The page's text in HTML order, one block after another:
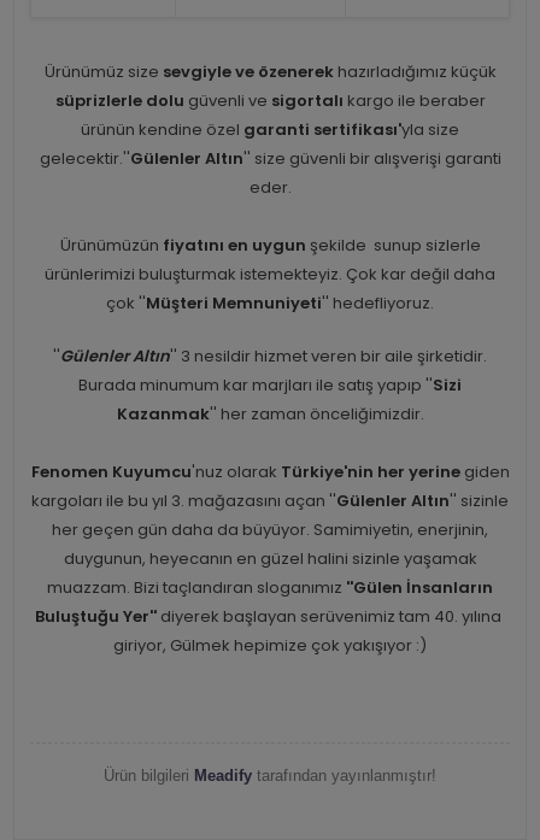
Ürünümüz size sevgiyle ve özenerekhazırladığımız küçük
süprizlerle dolu güvenli ve sigortalı kargo ile beraber
ürünün kendine özel garanti sertifikası'yla size
gelecektir.''Gülenler Altın'' size güvenli bir alışverişi garanti
eder.
Ürünümüzün fiyatını en uygun şekilde sunup sizlerle
ürünlerimizi buluşturmak istemekteyiz. Çok kar değil daha
çok ''Müşteri Memnuniyeti'' hedefliyoruz.
''Gülenler Altın'' 3 nesildir hizmet veren bir aile şirketidir.
Burada minumum kar marjları ile satış yapıp ''Sizi
Kazanmak'' her zaman önceliğimizdir.
Fenomen Kuyumcu'nuz olarak Türkiye'nin her yerinegiden
kargoları ile bu yıl 3. mağazasını açan ''Gülenler Altın'' sizinle
her geçen gün daha da büyüyor. Samimiyetin, enerjinin,
duygunun, heyecanın en güzel halini sizinle yaşamak
muazzam. Bizi taçlandıran sloganımız ''Gülen İnsanların
Buluştuğu Yer'' diyerek başlayan serüvenimiz tam 40. yılına
giriyor, Gülmek hepimize çok yakışıyor :)
Ürün bilgileri Meadify tarafından yayınlanmıştır!